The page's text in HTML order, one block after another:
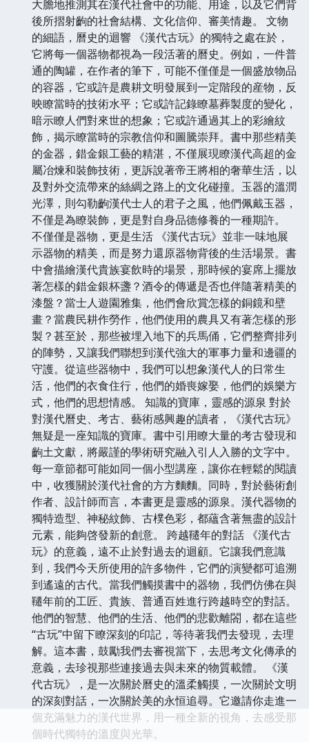
大膽地推測其在漢代社會中的功能、用途，以及它們背
後所摺射齣的社會結構、文化信仰、審美情趣。 文物
的細語，曆史的迴響 《漢代古玩》的獨特之處在於，
它將每一個器物都視為一段活著的曆史。例如，一件普
通的陶罐，在作者的筆下，可能不僅僅是一個盛放物品
的容器，它或許是農耕文明發展到一定階段的産物，反
映瞭當時的技術水平；它或許記錄瞭墓葬製度的變化，
暗示瞭人們對來世的想象；它或許通過其上的彩繪紋
飾，揭示瞭當時的宗教信仰和圖騰崇拜。書中那些精美
的金器，錯金銀工藝的精湛，不僅展現瞭漢代高超的金
屬冶煉和裝飾技術，更訴說著帝王將相的奢華生活，以
及對外交流帶來的絲綢之路上的文化碰撞。玉器的溫潤
光澤，則勾勒齣漢代士人的君子之風，他們佩戴玉器，
不僅是為瞭裝飾，更是對自身品德修養的一種期許。
不僅僅是器物，更是生活 《漢代古玩》並非一味地展
示器物的精美，而是努力還原器物背後的生活場景。書
中會描繪漢代貴族宴飲時的場景，那時候的宴席上擺放
著怎樣的錯金銀杯盞？酒令的傳遞是否也伴隨著精美的
漆盤？當士人遊園雅集，他們會欣賞怎樣的銅鏡和壁
畫？當農民耕作勞作，他們使用的農具又有著怎樣的形
製？甚至於，那些被埋入地下的兵馬俑，它們整齊排列
的陣勢，又讓我們聯想到漢代強大的軍事力量和邊疆的
守護。從這些器物中，我們可以想象漢代人的日常生
活，他們的衣食住行，他們的婚喪嫁娶，他們的娛樂方
式，他們的思想情感。 知識的寶庫，靈感的源泉 對於
對漢代曆史、考古、藝術感興趣的讀者，《漢代古玩》
無疑是一座知識的寶庫。書中引用瞭大量的考古發現和
齣土文獻，將嚴謹的學術研究融入引人入勝的文字中。
每一章節都可能如同一個小型講座，讓你在輕鬆的閱讀
中，收獲關於漢代社會的方方麵麵。同時，對於藝術創
作者、設計師而言，本書更是靈感的源泉。漢代器物的
獨特造型、神秘紋飾、古樸色彩，都蘊含著無盡的設計
元素，能夠啓發新的創意。 跨越韆年的對話 《漢代古
玩》的意義，遠不止於對過去的迴顧。它讓我們意識
到，我們今天所使用的許多物件，它們的演變都可追溯
到遙遠的古代。當我們觸摸書中的器物，我們仿佛在與
韆年前的工匠、貴族、普通百姓進行跨越時空的對話。
他們的智慧、他們的生活、他們的悲歡離閤，都在這些
“古玩”中留下瞭深刻的印記，等待著我們去發現，去理
解。這本書，鼓勵我們去審視當下，去思考文化傳承的
意義，去珍視那些連接過去與未來的物質載體。 《漢
代古玩》，是一次關於曆史的溫柔觸摸，一次關於文明
的深刻對話，一次關於美的永恒追尋。它邀請你走進一
個充滿魅力的漢代世界，用一種全新的視角，去感受那
個時代獨特的溫度與光華。